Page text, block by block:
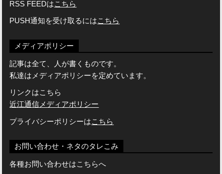
RSS FEEDはこちら
PUSH通知を受け取るにはこちら
メディアポリシー
記事は全て、人が書くものです。
私達はメディアポリシーを定めています。
リンクはこちら
近江通信メディアポリシー
プライバシーポリシーはこちら
お問い合わせ・ネタのタレこみ
各種お問い合わせはこちらへ